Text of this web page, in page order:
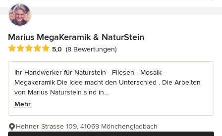
Marius MegaKeramik & NaturStein
Durchschnittliche Bewertung: 5 von 5 Sternen
5,0 (8 Bewertungen)
Ihr Handwerker für Naturstein - Fliesen - Mosaik -
Megakeramik Die Idee macht den Unterschied . Die Arbeiten
von Marius Naturstein sind in...
Mehr
Hehner Strasse 109, 41069 Mönchengladbach